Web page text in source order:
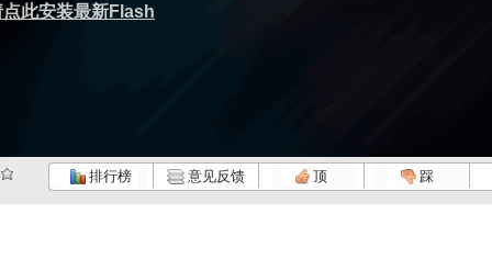
点此安装最新Flash
排行榜 意见反馈 顶 踩